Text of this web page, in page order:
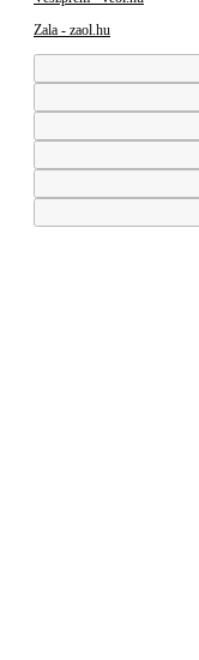
Zala - zaol.hu